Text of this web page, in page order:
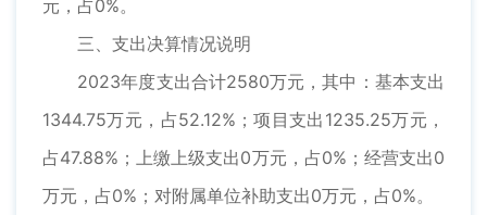
元，占0%。
三、支出决算情况说明
2023年度支出合计2580万元，其中：基本支出
1344.75万元，占52.12%；项目支出1235.25万元，
占47.88%；上缴上级支出0万元，占0%；经营支出0
万元，占0%；对附属单位补助支出0万元，占0%。